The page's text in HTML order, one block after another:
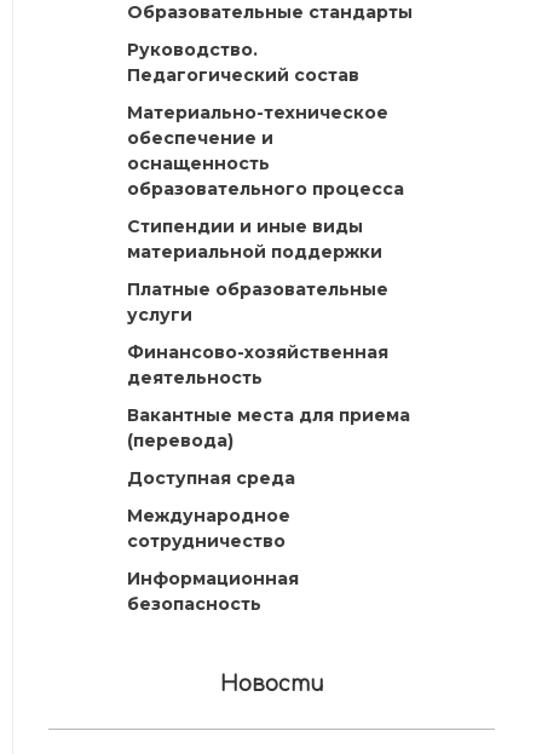
Образовательные стандарты
Руководство.
Педагогический состав
Материально-техническое
обеспечение и
оснащенность
образовательного процесса
Стипендии и иные виды
материальной поддержки
Платные образовательные
услуги
Финансово-хозяйственная
деятельность
Вакантные места для приема
(перевода)
Доступная среда
Международное
сотрудничество
Информационная
безопасность
Новости